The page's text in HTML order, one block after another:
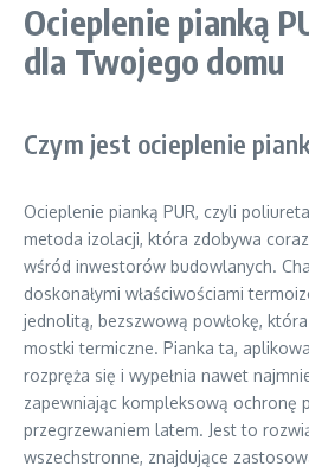
Ocieplenie pianką
dla Twojego domu
Czym jest ocieplenie
Ocieplenie pianką PUR, czyli
metoda izolacji, która zdobywa
wśród inwestorów budowlanych.
doskonałymi właściwościami
jednolitą, bezszwową powłokę,
mostki termiczne. Pianka ta,
rozpręża się i wypełnia nawet
zapewniając kompleksową ochronę
przegrzewaniem latem. Jest to
wszechstronne, znajdujące